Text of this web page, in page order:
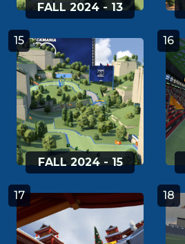
FALL 2024 - 13
15
FALL 2024 - 15
16
17 18